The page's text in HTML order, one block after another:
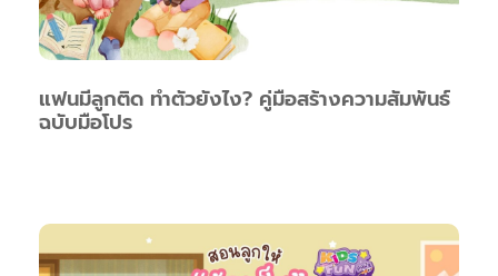
แฟนมีลูกติด ทำตัวยังไง? คู่มือสร้างความสัมพันธ์
ฉบับมือโปร